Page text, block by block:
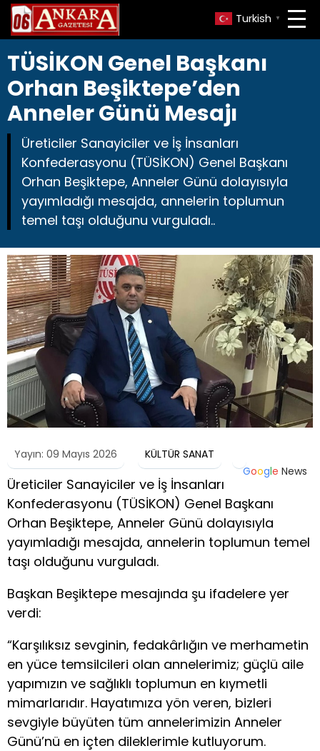
Turkish ▼
TÜSİKON Genel Başkanı
Orhan Beşiktepe’den
Anneler Günü Mesajı
Üreticiler Sanayiciler ve İş İnsanları
Konfederasyonu (TÜSİKON) Genel Başkanı
Orhan Beşiktepe, Anneler Günü dolayısıyla
yayımladığı mesajda, annelerin toplumun
temel taşı olduğunu vurguladı..
Yayın: 09 Mayıs 2026
KÜLTÜR SANAT
Google News
Üreticiler Sanayiciler ve İş İnsanları
Konfederasyonu (TÜSİKON) Genel Başkanı
Orhan Beşiktepe, Anneler Günü dolayısıyla
yayımladığı mesajda, annelerin toplumun temel
taşı olduğunu vurguladı.
Başkan Beşiktepe mesajında şu ifadelere yer
verdi:
“Karşılıksız sevginin, fedakârlığın ve merhametin
en yüce temsilcileri olan annelerimiz; güçlü aile
yapımızın ve sağlıklı toplumun en kıymetli
mimarlarıdır. Hayatımıza yön veren, bizleri
sevgiyle büyüten tüm annelerimizin Anneler
Günü’nü en içten dileklerimle kutluyorum.